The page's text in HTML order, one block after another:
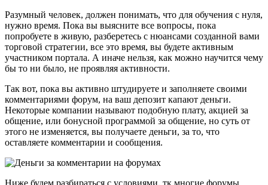
Разумный человек, должен понимать, что для обучения с нуля,
нужно время. Пока вы выясните все вопросы, пока
попробуете в живую, разберетесь с нюансами созданной вами
торговой стратегии, все это время, вы будете активным
участником портала. А иначе нельзя, как можно научится чему
бы то ни было, не проявляя активности.
Так вот, пока вы активно штудируете и заполняете своими
комментариями форум, на ваш депозит капают деньги.
Некоторые компании называют подобную плату, акцией за
общение, или бонусной программой за общение, но суть от
этого не изменяется, вы получаете деньги, за то, что
оставляете комментарии и сообщения.
Ниже будем разбираться с условиями, тк многие форумы